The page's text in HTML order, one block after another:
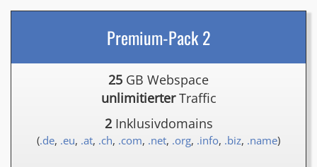
Premium-Pack 2
25 GB Webspace
unlimitierterTraffic
2Inklusivdomains
(.de, .eu, .at, .ch, .com, .net, .org, .info, .biz, .name)